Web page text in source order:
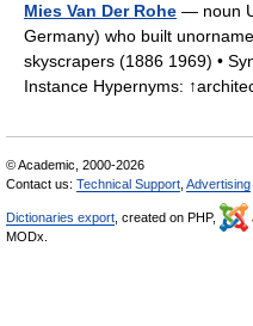
Mies Van Der Rohe — noun
Germany) who built
skyscrapers (1886 1969) •
Instance Hypernyms:
© Academic, 2000-2026
Contact us: Technical Support Advertising
Dictionaries export , created on PHP,
MODx.